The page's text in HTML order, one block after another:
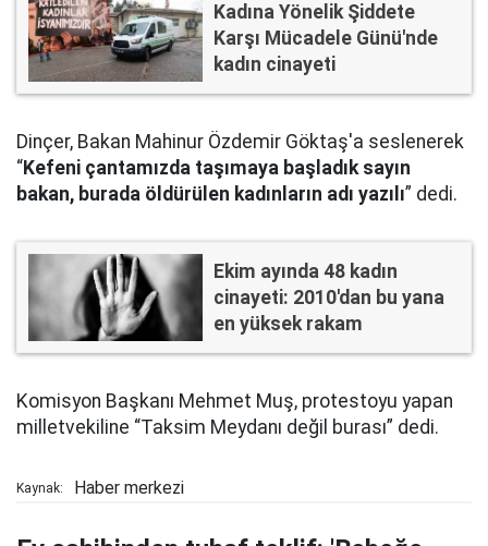
Kadına Yönelik Şiddete
Karşı Mücadele Günü'nde
kadın cinayeti
Dinçer, Bakan Mahinur Özdemir Göktaş'a seslenerek
“Kefeni çantamızda taşımaya başladık sayın
bakan, burada öldürülen kadınların adı yazılı” dedi.
Ekim ayında 48 kadın
cinayeti: 2010'dan bu yana
en yüksek rakam
Komisyon Başkanı Mehmet Muş, protestoyu yapan
milletvekiline “Taksim Meydanı değil burası” dedi.
Kaynak: Haber merkezi